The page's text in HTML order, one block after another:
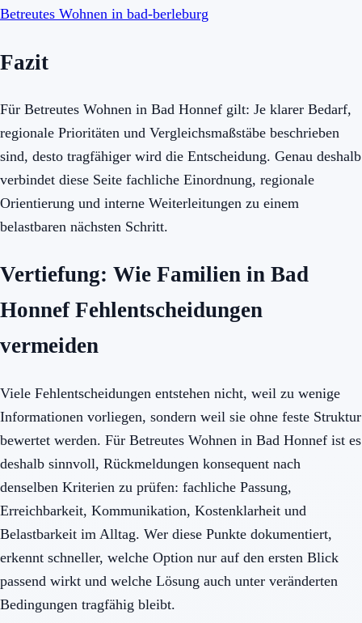
Betreutes Wohnen in bad-berleburg
Fazit
Für Betreutes Wohnen in Bad Honnef gilt: Je klarer Bedarf,
regionale Prioritäten und Vergleichsmaßstäbe beschrieben
sind, desto tragfähiger wird die Entscheidung. Genau deshalb
verbindet diese Seite fachliche Einordnung, regionale
Orientierung und interne Weiterleitungen zu einem
belastbaren nächsten Schritt.
Vertiefung: Wie Familien in Bad
Honnef Fehlentscheidungen
vermeiden
Viele Fehlentscheidungen entstehen nicht, weil zu wenige
Informationen vorliegen, sondern weil sie ohne feste Struktur
bewertet werden. Für Betreutes Wohnen in Bad Honnef ist es
deshalb sinnvoll, Rückmeldungen konsequent nach
denselben Kriterien zu prüfen: fachliche Passung,
Erreichbarkeit, Kommunikation, Kostenklarheit und
Belastbarkeit im Alltag. Wer diese Punkte dokumentiert,
erkennt schneller, welche Option nur auf den ersten Blick
passend wirkt und welche Lösung auch unter veränderten
Bedingungen tragfähig bleibt.